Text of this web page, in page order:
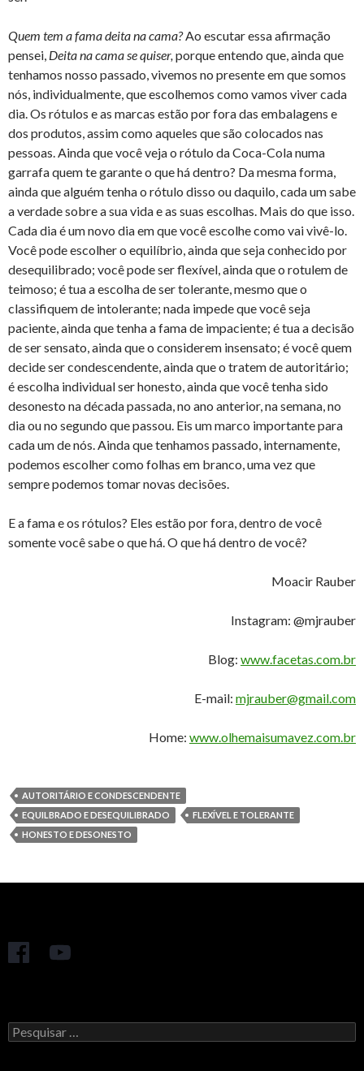
Quem tem a fama deita na cama?Ao escutar essa afirmação
pensei, Deita na cama se quiser, porque entendo que, ainda que
tenhamos nosso passado, vivemos no presente em que somos
nós, individualmente, que escolhemos como vamos viver cada
dia. Os rótulos e as marcas estão por fora das embalagens e
dos produtos, assim como aqueles que são colocados nas
pessoas. Ainda que você veja o rótulo da Coca-Cola numa
garrafa quem te garante o que há dentro? Da mesma forma,
ainda que alguém tenha o rótulo disso ou daquilo, cada um sabe
a verdade sobre a sua vida e as suas escolhas. Mais do que isso.
Cada dia é um novo dia em que você escolhe como vai vivê-lo.
Você pode escolher o equilíbrio, ainda que seja conhecido por
desequilibrado; você pode ser flexível, ainda que o rotulem de
teimoso; é tua a escolha de ser tolerante, mesmo que o
classifiquem de intolerante; nada impede que você seja
paciente, ainda que tenha a fama de impaciente; é tua a decisão
de ser sensato, ainda que o considerem insensato; é você quem
decide ser condescendente, ainda que o tratem de autoritário;
é escolha individual ser honesto, ainda que você tenha sido
desonesto na década passada, no ano anterior, na semana, no
dia ou no segundo que passou. Eis um marco importante para
cada um de nós. Ainda que tenhamos passado, internamente,
podemos escolher como folhas em branco, uma vez que
sempre podemos tomar novas decisões.
E a fama e os rótulos? Eles estão por fora, dentro de você
somente você sabe o que há. O que há dentro de você?
Moacir Rauber
Instagram: @mjrauber
Blog: www.facetas.com.br
E-mail: mjrauber@gmail.com
Home: www.olhemaisumavez.com.br
AUTORITÁRIO E CONDESCENDENTE
EQUILBRADO E DESEQUILIBRADO
FLEXÍVEL E TOLERANTE
HONESTO E DESONESTO
Pesquisar
por: